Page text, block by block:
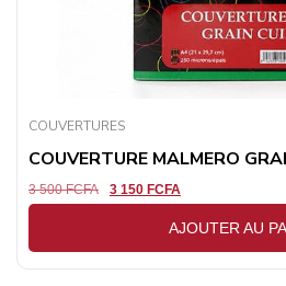
COUVERTURES
COUVERTURE MALMERO
3 500FCFA 3 150 FCFA
AJOUTER AU